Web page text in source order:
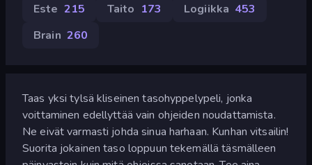
Este 215 Taito 173 Logiikka 453
Brain 260
Taas yksi tylsä kliseinen tasohyppelypeli, jonka
voittaminen edellyttää vain ohjeiden noudattamista.
Ne eivät varmasti johda sinua harhaan. Kunhan vitsailin!
Suorita jokainen taso loppuun tekemällä täsmälleen